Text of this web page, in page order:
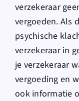
verzekeraar
vergoeden. Als
psychische
verzekeraar in
je verzekeraar
vergoeding en
ook informatie